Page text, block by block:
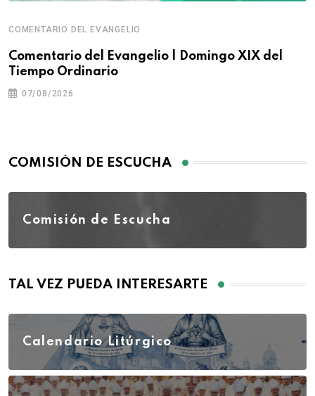
COMENTARIO DEL EVANGELIO
Comentario del Evangelio | Domingo XIX del
Tiempo Ordinario
07/08/2026
COMISIÓN DE ESCUCHA
Comisión de Escucha
TAL VEZ PUEDA INTERESARTE
Calendario Litúrgico